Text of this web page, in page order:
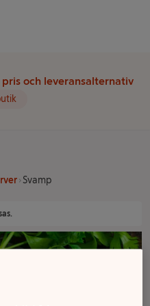
och leveransalternativ
Svamp
eller soppan.